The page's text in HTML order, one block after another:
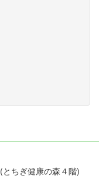
ちぎ健康の森４階)